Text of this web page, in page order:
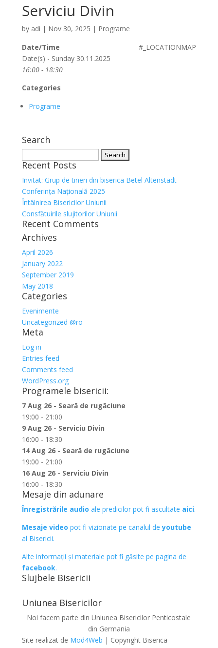
Serviciu Divin
by adi | Nov 30, 2025 | Programe
#_LOCATIONMAP
Date/Time
Date(s) - Sunday 30.11.2025
16:00 - 18:30
Categories
Programe
Search
for:
Recent Posts
Invitat: Grup de tineri din biserica Betel Altenstadt
Conferința Națională 2025
Întâlnirea Bisericilor Uniunii
Consfătuirile slujitorilor Uniunii
Recent Comments
Archives
April 2026
January 2022
September 2019
May 2018
Categories
Evenimente
Uncategorized @ro
Meta
Log in
Entries feed
Comments feed
WordPress.org
Programele bisericii:
7 Aug 26 - Seară de rugăciune
19:00 - 21:00
9 Aug 26 - Serviciu Divin
16:00 - 18:30
14 Aug 26 - Seară de rugăciune
19:00 - 21:00
16 Aug 26 - Serviciu Divin
16:00 - 18:30
Mesaje din adunare
Înregistrările audio ale predicilor pot fi ascultate aici.
Mesaje video pot fi vizionate pe canalul deyoutube
al Bisericii.
Alte informații și materiale pot fi găsite pe pagina de
facebook.
Slujbele Bisericii
Uniunea Bisericilor
Noi facem parte din Uniunea Bisericilor Penticostale
din Germania
Site realizat de Mod4Web | Copyright Biserica